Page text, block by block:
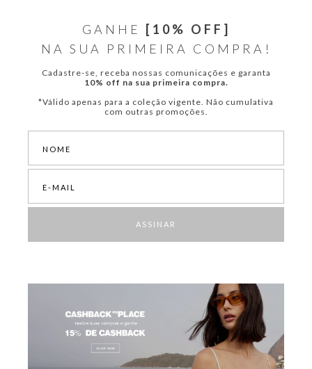
GANHE
[10% OFF]
NA SUA PRIMEIRA COMPRA!
Cadastre-se, receba nossas comunicações e garanta
10% off na sua primeira compra.
*Válido apenas para a coleção vigente. Não cumulativa
com outras promoções.
ASSINAR